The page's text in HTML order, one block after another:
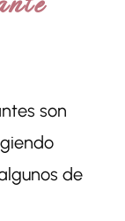
son
de